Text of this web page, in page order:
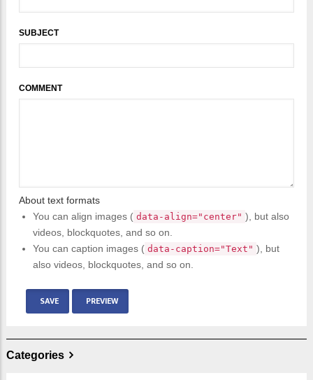
SUBJECT
COMMENT
About text formats
You can align images ( data-align="center" ), but also
videos, blockquotes, and so on.
You can caption images ( data-caption="Text" ), but
also videos, blockquotes, and so on.
Categories